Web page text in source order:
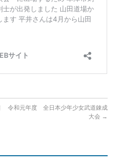
令和元年度 全日本少年少女武道錬成
大会 →